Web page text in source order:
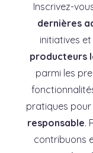
Inscrivez-
dernières
initiatives
producteurs
parmi les
pratiques pour
responsable.
contribuons